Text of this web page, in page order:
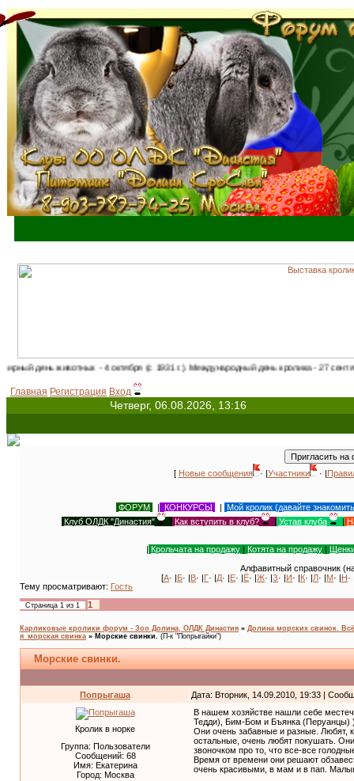
животных - 4 октября (с 1931 г.). Международный день кролика - 27 сентября!
Главная Регистрация Вход
Четверг, 06.08.2026, 13:16
[ Новые сообщения · |Участники · |
ФОРУМ | КОНКУРСЫ | Мой кролик (давайте
Клуб ОЛДК "Династия"
| Как вступить в клуб? | Устав клуба |
| Крольчата на продажу | Котята на продажу |
Алфавитный справочник
[А· |Б· |В· |Г· |Д· |Е· |Ё· |Ж· |З· |И· |К· |Л· |М· |Н·
Тему просматривают: Гость
Страница 1 из 1 1
Карликовые кролики форум - Зоо Долина, ОЛДК Династия » Долина морских свинок.
я_морская свинка » Морские свинки. (П-к "Попрыгайки")
Морские свинки.
Попрыгаша Дата: Вторник, 14.09.2010, 19:33 |
Кролик в норке
Группа: Пользователи
Сообщений: 68
Имя: Екатерина
Город: Москва
В нашем хозяйстве нашли себе
Тедди), Бим-Бом и Бъянка (Перуанцы)
Они очень забавные и разные. Любят,
остальные, очень любят покушать.
звоночком про то, что все-все
Время от времени они решают
очень красивыми, в мам и в пап.